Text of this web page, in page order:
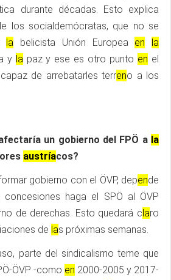
durante décadas. Esto explica
los socialdemócratas, que no se
la belicista Unión Europea en
la
y lapaz y ese es otro punto en el
de arrebatarles terreno a los
un gobierno del FPÖ a la
austríacos?
gobierno con el ÖVP, depende
concesiones haga el SPÖ al ÖVP
de derechas. Esto quedará claro
de las próximas semanas.
parte del sindicalismo teme que
ÖVP -como en 2000-2005 y 2017-